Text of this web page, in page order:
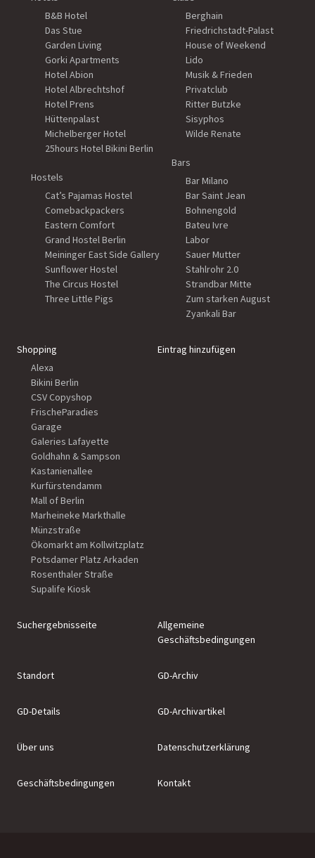
B&B Hotel
Das Stue
Garden Living
Gorki Apartments
Hotel Abion
Hotel Albrechtshof
Hotel Prens
Hüttenpalast
Michelberger Hotel
25hours Hotel Bikini Berlin
Hostels
Cat’s Pajamas Hostel
Comebackpackers
Eastern Comfort
Grand Hostel Berlin
Meininger East Side Gallery
Sunflower Hostel
The Circus Hostel
Three Little Pigs
Berghain
Friedrichstadt-Palast
House of Weekend
Lido
Musik & Frieden
Privatclub
Ritter Butzke
Sisyphos
Wilde Renate
Bars
Bar Milano
Bar Saint Jean
Bohnengold
Bateu Ivre
Labor
Sauer Mutter
Stahlrohr 2.0
Strandbar Mitte
Zum starken August
Zyankali Bar
Shopping
Alexa
Bikini Berlin
CSV Copyshop
FrischeParadies
Garage
Galeries Lafayette
Goldhahn & Sampson
Kastanienallee
Kurfürstendamm
Mall of Berlin
Marheineke Markthalle
Münzstraße
Ökomarkt am Kollwitzplatz
Potsdamer Platz Arkaden
Rosenthaler Straße
Supalife Kiosk
Eintrag hinzufügen
Suchergebnisseite
Allgemeine
Geschäftsbedingungen
Standort GD-Archiv
GD-Details GD-Archivartikel
Über uns Datenschutzerklärung
Geschäftsbedingungen Kontakt